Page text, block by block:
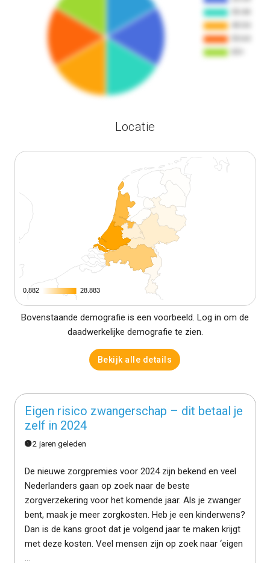
Locatie
0.882
0.882 28.883
28.883
Bovenstaande demografie is een voorbeeld. Log in om de
daadwerkelijke demografie te zien.
Bekijk alle details
Eigen risico zwangerschap – dit betaal je
zelf in 2024
2 jaren geleden
De nieuwe zorgpremies voor 2024 zijn bekend en veel
Nederlanders gaan op zoek naar de beste
zorgverzekering voor het komende jaar. Als je zwanger
bent, maak je meer zorgkosten. Heb je een kinderwens?
Dan is de kans groot dat je volgend jaar te maken krijgt
met deze kosten. Veel mensen zijn op zoek naar ‘eigen